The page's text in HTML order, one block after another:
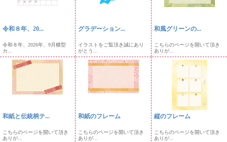
令和８年、20...
令和８年、2026年、9月横型
カ...
グラデーション...
イラストをご覧頂き誠にあり
がとう...
和風グリーンの...
こちらのページを開いて頂き
ありが...
和紙と伝統柄テ...
こちらのページを開いて頂き
ありが...
和紙のフレーム
こちらのページを開いて頂き
ありが...
縦のフレーム
こちらのページを開いて頂き
ありが...